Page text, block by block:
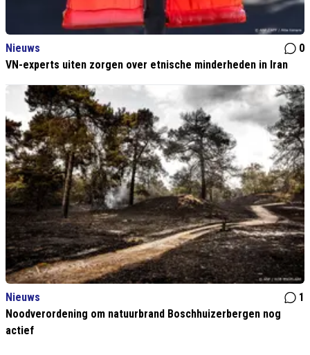
Nieuws
0
VN-experts uiten zorgen over etnische minderheden in Iran
Nieuws
1
Noodverordening om natuurbrand Boschhuizerbergen nog
actief